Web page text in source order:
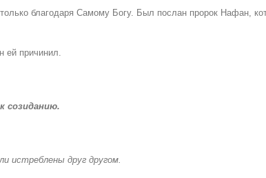
благодаря Самому Богу. Был послан пророк Нафан,
ей причинил.
созиданию.
истреблены друг другом.